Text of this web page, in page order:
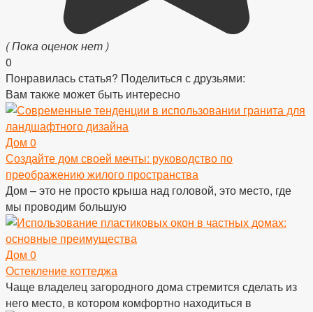
( Пока оценок нет )
0
Понравилась статья? Поделиться с друзьями:
Вам также может быть интересно
Дом 0
Создайте дом своей мечты: руководство по
преображению жилого пространства
Дом – это не просто крыша над головой, это место, где
мы проводим большую
Дом 0
Остекление коттеджа
Чаще владелец загородного дома стремится сделать из
него место, в котором комфортно находиться в